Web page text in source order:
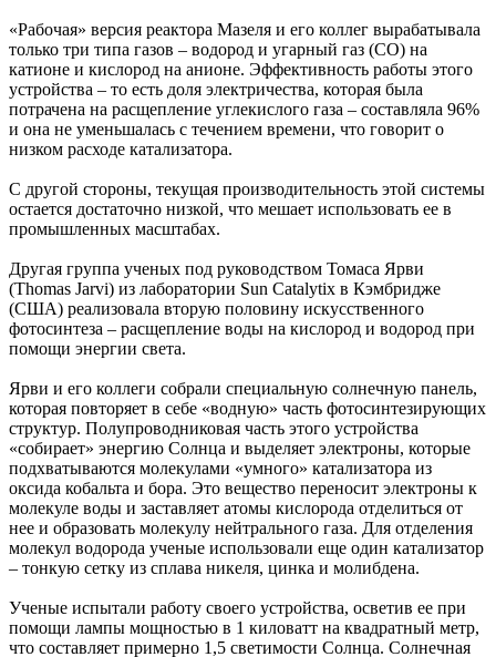
«Рабочая» версия реактора Мазеля и его коллег вырабатывала
только три типа газов – водород и угарный газ (СО) на
катионе и кислород на анионе. Эффективность работы этого
устройства – то есть доля электричества, которая была
потрачена на расщепление углекислого газа – составляла 96%
и она не уменьшалась с течением времени, что говорит о
низком расходе катализатора.
С другой стороны, текущая производительность этой системы
остается достаточно низкой, что мешает использовать ее в
промышленных масштабах.
Другая группа ученых под руководством Томаса Ярви
(Thomas Jarvi) из лаборатории Sun Catalytix в Кэмбридже
(США) реализовала вторую половину искусственного
фотосинтеза – расщепление воды на кислород и водород при
помощи энергии света.
Ярви и его коллеги собрали специальную солнечную панель,
которая повторяет в себе «водную» часть фотосинтезирующих
структур. Полупроводниковая часть этого устройства
«собирает» энергию Солнца и выделяет электроны, которые
подхватываются молекулами «умного» катализатора из
оксида кобальта и бора. Это вещество переносит электроны к
молекуле воды и заставляет атомы кислорода отделиться от
нее и образовать молекулу нейтрального газа. Для отделения
молекул водорода ученые использовали еще один катализатор
– тонкую сетку из сплава никеля, цинка и молибдена.
Ученые испытали работу своего устройства, осветив ее при
помощи лампы мощностью в 1 киловатт на квадратный метр,
что составляет примерно 1,5 светимости Солнца. Солнечная